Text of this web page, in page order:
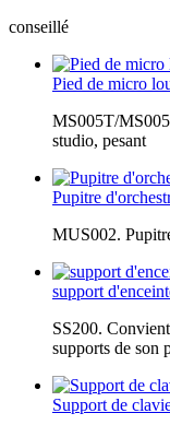
conseillé
Pied de micro
MS005T/
studio, pesant
Pupitre
MUS002.
support
SS200.
supports de son
Support de